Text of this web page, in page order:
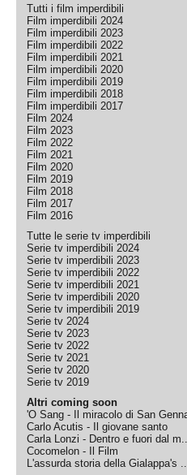
Tutti i film imperdibili
Film imperdibili 2024
Film imperdibili 2023
Film imperdibili 2022
Film imperdibili 2021
Film imperdibili 2020
Film imperdibili 2019
Film imperdibili 2018
Film imperdibili 2017
Film 2024
Film 2023
Film 2022
Film 2021
Film 2020
Film 2019
Film 2018
Film 2017
Film 2016
Tutte le serie tv imperdibili
Serie tv imperdibili 2024
Serie tv imperdibili 2023
Serie tv imperdibili 2022
Serie tv imperdibili 2021
Serie tv imperdibili 2020
Serie tv imperdibili 2019
Serie tv 2024
Serie tv 2023
Serie tv 2022
Serie tv 2021
Serie tv 2020
Serie tv 2019
Altri coming soon
'O Sang - Il miracolo di San
Carlo Acutis - Il giovane santo
Carla Lonzi - Dentro e fuori dal
Cocomelon - Il Film
L'assurda storia della Gialappa's